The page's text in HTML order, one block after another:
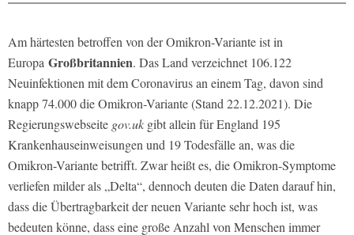
Am härtesten betroffen von der Omikron-Variante ist in
Europa Großbritannien. Das Land verzeichnet 106.122
Neuinfektionen mit dem Coronavirus an einem Tag, davon sind
knapp 74.000 die Omikron-Variante (Stand 22.12.2021). Die
Regierungswebseite gov.uk gibt allein für England 195
Krankenhauseinweisungen und 19 Todesfälle an, was die
Omikron-Variante betrifft. Zwar heißt es, die Omikron-Symptome
verliefen milder als „Delta“, dennoch deuten die Daten darauf hin,
dass die Übertragbarkeit der neuen Variante sehr hoch ist, was
bedeuten könne, dass eine große Anzahl von Menschen immer